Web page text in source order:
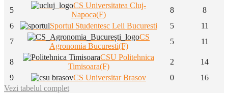
5
CS Universitatea Cluj-
Napoca(F)
8
8
6
Sportul Studentesc Leii Bucuresti 5
11
7
CS
Agronomia Bucuresti(F)
5 11
8
CSU Politehnica
Timisoara(F)
2
14
9
CS Universitar Brasov 0
16
Vezi tabelul complet